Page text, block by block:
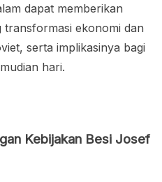
dapat memberikan
ekonomi dan
serta implikasinya bagi
hari.
Kebijakan Besi Josef